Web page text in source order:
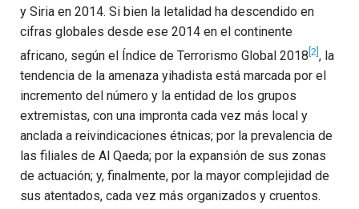
y Siria en 2014. Si bien la letalidad ha descendido en
cifras globales desde ese 2014 en el continente
africano, según el Índice de Terrorismo Global 2018 [2], la
tendencia de la amenaza yihadista está marcada por el
incremento del número y la entidad de los grupos
extremistas, con una impronta cada vez más local y
anclada a reivindicaciones étnicas; por la prevalencia de
las filiales de Al Qaeda; por la expansión de sus zonas
de actuación; y, finalmente, por la mayor complejidad de
sus atentados, cada vez más organizados y cruentos.